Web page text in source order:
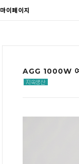
마이페이지
AGG 1000W 여